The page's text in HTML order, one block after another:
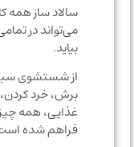
می‌تواند در تمامی
از شستشوی
برش، خرد کردن،
غذایی، همه چیز در
فراهم شده است.